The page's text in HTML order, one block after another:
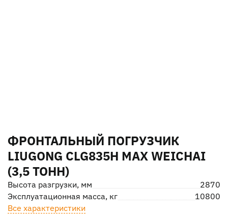
ФРОНТАЛЬНЫЙ ПОГРУЗЧИК
LIUGONG CLG835H MAX WEICHAI
(3,5 ТОНН)
Высота разгрузки, мм
2870
Эксплуатационная масса, кг
10800
Все характеристики